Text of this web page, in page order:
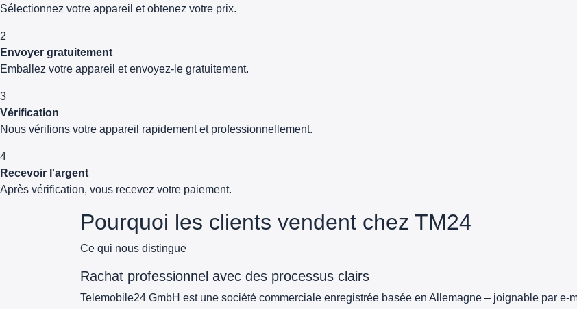
Sélectionnez votre appareil et obtenez votre prix.
2
Envoyer gratuitement
Emballez votre appareil et envoyez-le gratuitement.
3
Vérification
Nous vérifions votre appareil rapidement et professionnellement.
4
Recevoir l'argent
Après vérification, vous recevez votre paiement.
Pourquoi les clients vendent chez TM24
Ce qui nous distingue
Rachat professionnel avec des processus clairs
Telemobile24 GmbH est une société commerciale enregistrée basée en Allemagne – joignable par e-